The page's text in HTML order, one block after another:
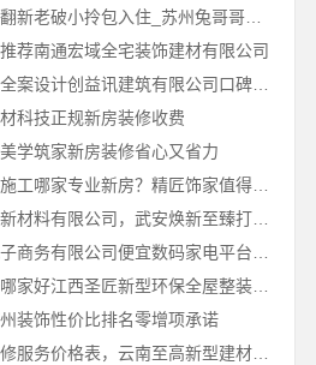
工业园区旧房翻新老破小拎包入住_苏州兔哥哥智装
荐南通宏域全宅装饰建材有限公司
长沙实力强的全案设计创益讯建筑有限公司口碑保障
科技正规新房装修收费
学筑家新房装修省心又省力
广州天河家装施工哪家专业新房？精匠饰家值得推荐
邯郸至臻全宅新材料有限公司，武安焕新至臻打造零醛理想居所
江西高端装修哪家好江西圣匠新型环保全屋整装服务
装饰性价比排名零增项承诺
呈贡一站式装修服务价格表，云南至高新型建材有限公司闭口合同